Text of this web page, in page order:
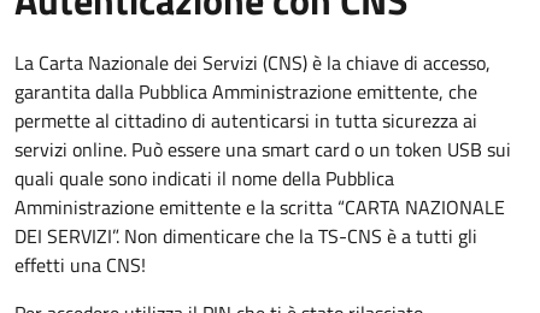
La Carta Nazionale dei Servizi (CNS) è la chiave di accesso,
garantita dalla Pubblica Amministrazione emittente, che
permette al cittadino di autenticarsi in tutta sicurezza ai
servizi online. Può essere una smart card o un token USB sui
quali quale sono indicati il nome della Pubblica
Amministrazione emittente e la scritta “CARTA NAZIONALE
DEI SERVIZI”. Non dimenticare che la TS-CNS è a tutti gli
effetti una CNS!